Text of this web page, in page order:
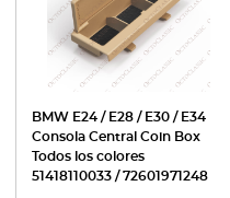
BMW E24 / E28 / E30 / E34
Consola Central Coin Box
Todos los colores
51418110033 / 72601971248